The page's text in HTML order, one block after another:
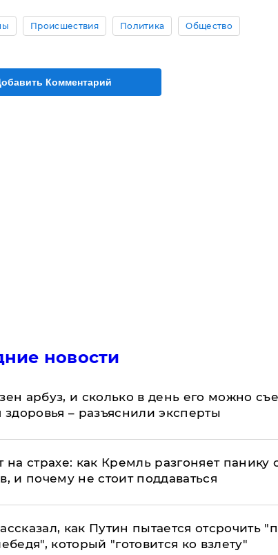
Происшествия Политика Общество
Комментарий
новости
арбуз, и сколько в день его можно
здоровья – разъяснили эксперты
на страхе: как Кремль разгоняет панику
и почему не стоит поддаваться
как Путин пытается отсрочить
который "готовится ко взлету"